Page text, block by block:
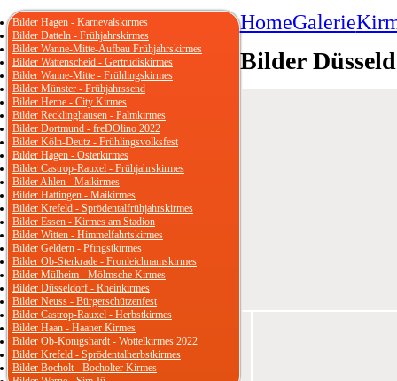
HomeGalerie
Bilder
Bilder Hagen - Karnevalskirmes
Bilder Datteln - Frühjahrskirmes
Bilder Wanne-Mitte-Aufbau Frühjahrskirmes
Bilder Wattenscheid - Gertrudiskirmes
Bilder Wanne-Mitte - Frühlingskirmes
Bilder Münster - Frühjahrssend
Bilder Herne - City Kirmes
Bilder Recklinghausen - Palmkirmes
Bilder Dortmund - freDOlino 2022
Bilder Köln-Deutz - Frühlingsvolksfest
Bilder Hagen - Osterkirmes
Bilder Castrop-Rauxel - Frühjahrskirmes
Bilder Ahlen - Maikirmes
Bilder Hattingen - Maikirmes
Bilder Krefeld - Sprödentalfrühjahrskirmes
Bilder Essen - Kirmes am Stadion
Bilder Witten - Himmelfahrtskirmes
Bilder Geldern - Pfingstkirmes
Bilder Ob-Sterkrade - Fronleichnamskirmes
Bilder Mülheim - Mölmsche Kirmes
Bilder Düsseldorf - Rheinkirmes
Bilder Neuss - Bürgerschützenfest
Bilder Castrop-Rauxel - Herbstkirmes
Bilder Haan - Haaner Kirmes
Bilder Ob-Königshardt - Wottelkirmes 2022
Bilder Krefeld - Sprödentalherbstkirmes
Bilder Bocholt - Bocholter Kirmes